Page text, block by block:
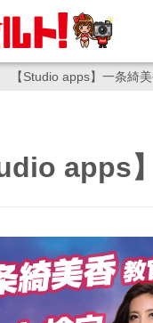
【Studio apps】一条綺
apps